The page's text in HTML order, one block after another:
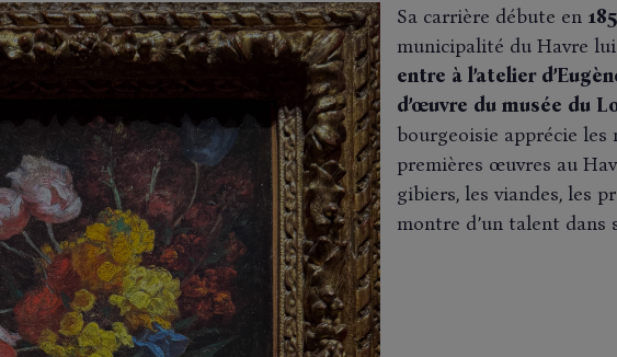
Sa carrière débute en
municipalité du Havre
entre à l’atelier
d’œuvre du musée du
bourgeoisie apprécie les
premières œuvres au
gibiers, les viandes, les
montre d’un talent dans